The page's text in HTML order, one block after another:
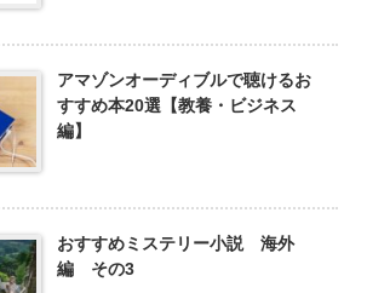
アマゾンオーディブルで聴けるお
すすめ本20選【教養・ビジネス
編】
おすすめミステリー小説 海外
編 その3